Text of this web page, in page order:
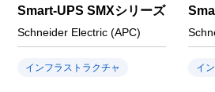
Smart-UPS SMXシリーズ
Schneider Electric (APC)
インフラストラクチャ イ